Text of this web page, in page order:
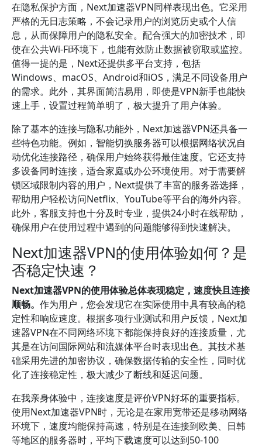
在隐私保护方面，Next加速器VPN同样表现出色。它采用
严格的无日志策略，不会记录用户的浏览历史或个人信
息，从而保障用户的隐私安全。配合强大的加密技术，即
使在公共Wi-Fi环境下，也能有效防止数据被窃取或监控。
值得一提的是，Next还提供多平台支持，包括
Windows、macOS、Android和iOS，满足不同设备用户
的需求。此外，其界面简洁易用，即使是VPN新手也能快
速上手，设置过程简单明了，极大提升了用户体验。
除了基本的连接与隐私功能外，Next加速器VPN还具备一
些特色功能。例如，智能切换服务器可以根据网络状况自
动优化连接路径，确保用户始终获得最佳速度。它还支持
多设备同时连接，适合家庭或办公环境使用。对于需要解
锁区域限制内容的用户，Next提供了丰富的服务器选择，
帮助用户轻松访问Netflix、YouTube等平台的海外内容。
此外，客服支持也十分及时专业，提供24小时在线帮助，
确保用户在使用过程中遇到的问题能够得到快速解决。
Next加速器VPN的使用体验如何？是
否稳定快速？
Next加速器VPN的使用体验总体表现稳定，速度快且连接
顺畅。 作为用户，您会发现它在实际使用中具有较高的稳
定性和响应速度。根据多项行业测试和用户反馈，Next加
速器VPN在不同网络环境下都能保持良好的连接质量，尤
其是在访问国际网站和流媒体平台时表现出色。其技术基
础采用先进的加密协议，确保数据传输的安全性，同时优
化了连接稳定性，极大减少了断线和延迟问题。
在我亲身体验中，连接速度是评价VPN好坏的重要指标。
使用Next加速器VPN时，无论是在家用宽带还是移动网络
环境下，速度均能保持高速，特别是在连接到欧美、日韩
等地区的服务器时，平均下载速度可以达到50-100